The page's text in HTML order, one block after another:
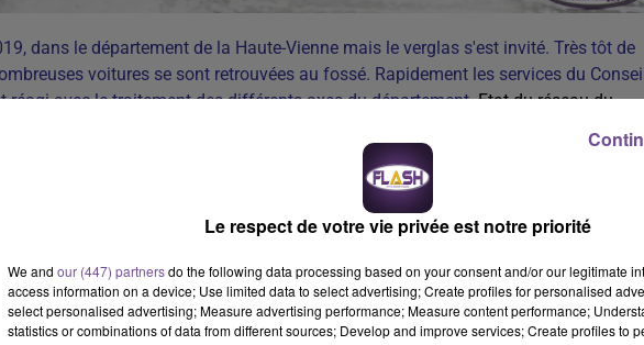
dans le département de la Haute-Vienne mais le verglas s'est invité. Très tôt de
voitures se sont retrouvées au fossé. Rapidement les services du
avec le traitement des différents axes du département.Etat du réseau du
le long du réseau routier. Des patrouilles sont effectuées depuis le lever du
normale sur les Grands axes et Routes secondaires.
généralisé. Traitements en Cours sur les Grands axes (RD 941, RD 979 ...).
Le respect de votre vie privée est notre priorité
We and our (447) partnersdo the following data processing based on your consent and/or our legitimate
access information on a device; Use limited data to select advertising; Create profiles for personalised
select personalised advertising; Measure advertising performance; Measure content performance;
statistics or combinations of data from different sources; Develop and improve services; Create profiles to